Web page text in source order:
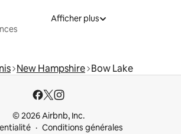
Afficher plus
New Hampshire Bow Lake
© 2026 Airbnb, Inc.
Conditions générales